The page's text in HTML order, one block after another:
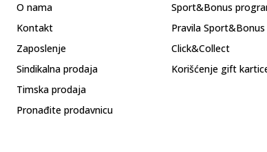
O nama
Kontakt
Zaposlenje
Sindikalna prodaja
Timska prodaja
Pronađite prodavnicu
Sport&Bonus
Pravila
Click&Collect
Korišćenje gift